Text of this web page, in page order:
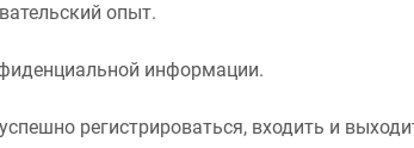
опыт.
информации.
регистрироваться, входить и